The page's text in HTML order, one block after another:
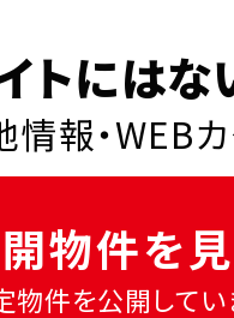
にはな
報・WEB
物件を
件を公開してい